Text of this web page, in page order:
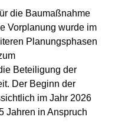
die Baumaßnahme
Vorplanung wurde im
Planungsphasen
Beteiligung der
Der Beginn der
im Jahr 2026
Jahren in Anspruch